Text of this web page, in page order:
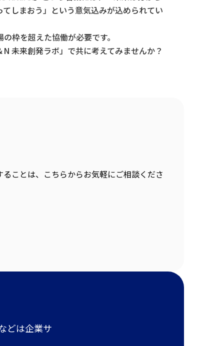
しまおう」という意気込みが込められてい
枠を超えた協働が必要です。
未来創発ラボ」で共に考えてみませんか？
ことは、こちらからお気軽にご相談くださ
どは企業サ